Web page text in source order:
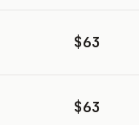
$63
$63